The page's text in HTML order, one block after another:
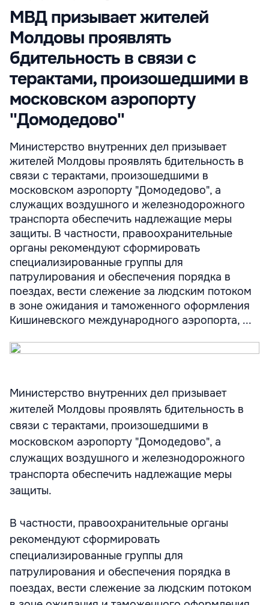
МВД призывает жителей
Молдовы проявлять
бдительность в связи с
терактами, произошедшими в
московском аэропорту
''Домодедово''
Министерство внутренних дел призывает
жителей Молдовы проявлять бдительность в
связи с терактами, произошедшими в
московском аэропорту "Домодедово", а
служащих воздушного и железнодорожного
транспорта обеспечить надлежащие меры
защиты. В частности, правоохранительные
органы рекомендуют сформировать
специализированные группы для
патрулирования и обеспечения порядка в
поездах, вести слежение за людским потоком
в зоне ожидания и таможенного оформления
Кишиневского международного аэропорта, ...
Министерство внутренних дел призывает
жителей Молдовы проявлять бдительность в
связи с терактами, произошедшими в
московском аэропорту "Домодедово", а
служащих воздушного и железнодорожного
транспорта обеспечить надлежащие меры
защиты.
В частности, правоохранительные органы
рекомендуют сформировать
специализированные группы для
патрулирования и обеспечения порядка в
поездах, вести слежение за людским потоком